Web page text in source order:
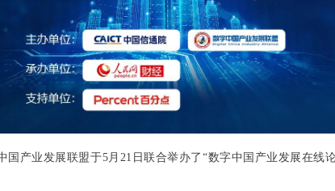
产业发展联盟于5月21日联合举办了“数字中国产业发展在线